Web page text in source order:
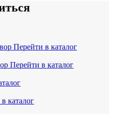
Перейти в каталог
Перейти в каталог
каталог